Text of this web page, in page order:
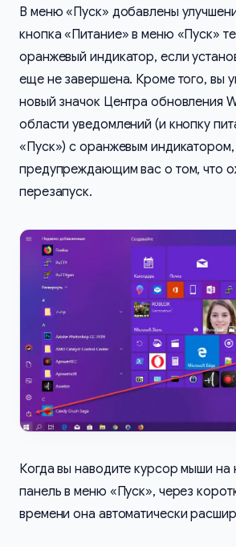
В меню «Пуск» добавлены
кнопка «Питание» в меню «Пуск»
оранжевый индикатор, если
еще не завершена. Кроме того, вы
новый значок Центра обновления
области уведомлений (и кнопку
«Пуск») с оранжевым индикатором,
предупреждающим вас о том, что
перезапуск.
Когда вы наводите курсор мыши на
панель в меню «Пуск», через
времени она автоматически